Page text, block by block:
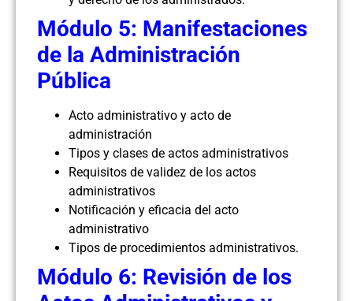
Módulo 5: Manifestaciones
de la Administración
Pública
Acto administrativo y acto de
administración
Tipos y clases de actos administrativos
Requisitos de validez de los actos
administrativos
Notificación y eficacia del acto
administrativo
Tipos de procedimientos administrativos.
Módulo 6: Revisión de los